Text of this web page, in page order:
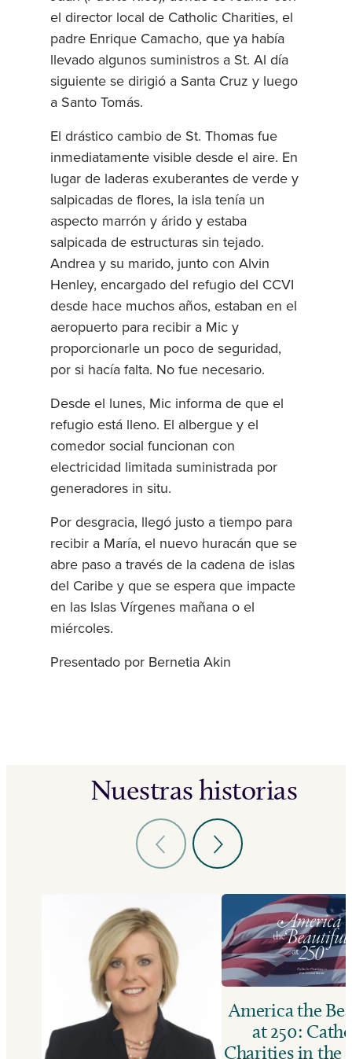
el director local de Catholic Charities, el
padre Enrique Camacho, que ya había
llevado algunos suministros a St. Al día
siguiente se dirigió a Santa Cruz y luego
a Santo Tomás.
El drástico cambio de St. Thomas fue
inmediatamente visible desde el aire. En
lugar de laderas exuberantes de verde y
salpicadas de flores, la isla tenía un
aspecto marrón y árido y estaba
salpicada de estructuras sin tejado.
Andrea y su marido, junto con Alvin
Henley, encargado del refugio del CCVI
desde hace muchos años, estaban en el
aeropuerto para recibir a Mic y
proporcionarle un poco de seguridad,
por si hacía falta. No fue necesario.
Desde el lunes, Mic informa de que el
refugio está lleno. El albergue y el
comedor social funcionan con
electricidad limitada suministrada por
generadores in situ.
Por desgracia, llegó justo a tiempo para
recibir a María, el nuevo huracán que se
abre paso a través de la cadena de islas
del Caribe y que se espera que impacte
en las Islas Vírgenes mañana o el
miércoles.
Presentado por Bernetia Akin
Nuestras historias
America the
at 250:
Charities in the